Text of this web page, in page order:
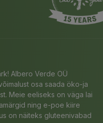
Albero Verde OÜ
osa saada öko-ja
Meie eeliseks on väga lai
ning e-poe kiire
on näiteks gluteenivabad